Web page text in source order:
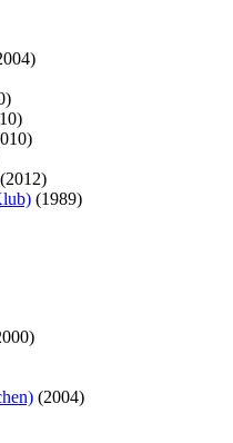
(2012)
(1989)
(2004)